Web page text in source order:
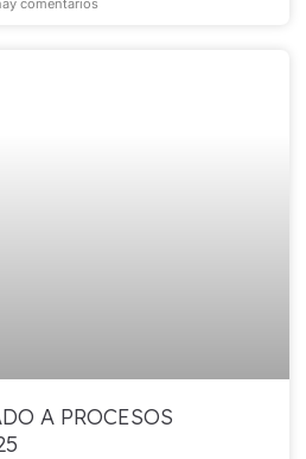
A PROCESOS